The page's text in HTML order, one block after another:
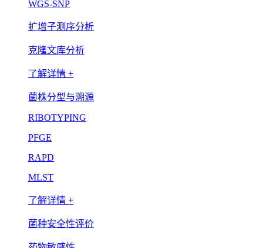
WGS-SNP
扩增子测序分析
克隆文库分析
了解详情 +
菌株分型与溯源
RIBOTYPING
PFGE
RAPD
MLST
了解详情 +
菌种安全性评价